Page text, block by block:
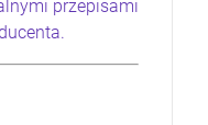
przepisami